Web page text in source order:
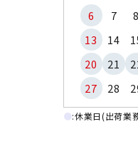
6
7 8
13
14
20
21
27
28
●:休業日(出荷業